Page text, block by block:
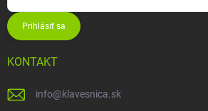
Prihlásiť sa
KONTAKT
info@klavesnica.sk